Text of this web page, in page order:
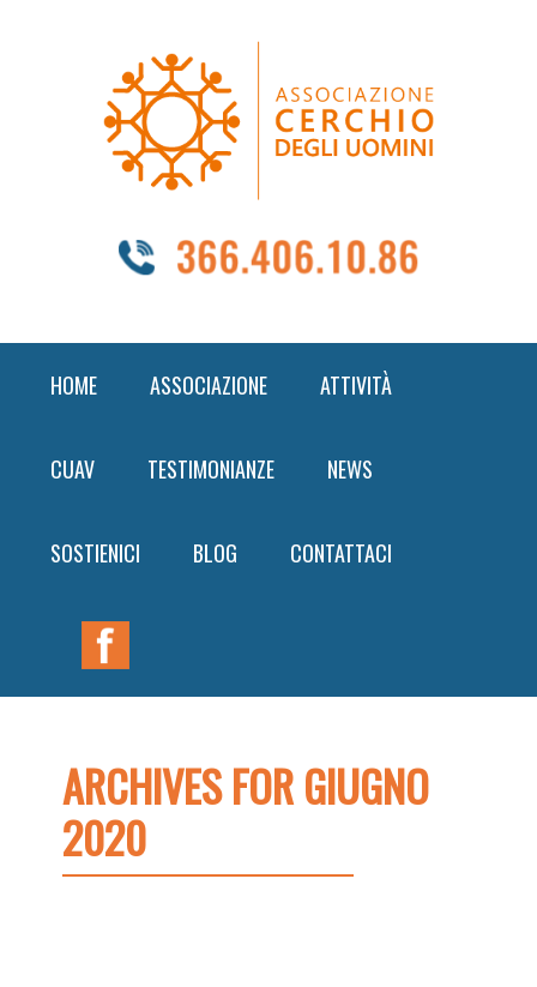
navigation
HOME ASSOCIAZIONE ATTIVITÀ
CUAV TESTIMONIANZE NEWS
SOSTIENICI BLOG CONTATTACI
Nav
Widget
ARCHIVES FOR GIUGNO
2020